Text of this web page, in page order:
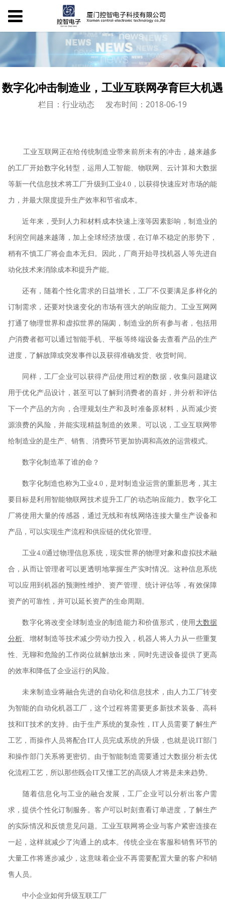
数字化冲击制造业，工业互联网孕育巨大机遇
栏目：行业动态 发布时间：2018-06-19
工业互联网正在给传统制造业带来前所未有的冲击，越来越多
的工厂开始数字化转型，运用人工智能、物联网、云计算和大数据
等新一代信息技术将工厂升级到工业4.0，以获得快速应对市场的能
力，并最大限度提升生产效率和节省成本。
近年来，受到人力和材料成本快速上涨等因素影响，制造业的
利润空间越来越薄，加上全球经济放缓，在订单不稳定的形势下，
稍有不慎工厂将会血本无归。因此，厂商开始寻找机器人等先进自
动化技术来消除成本和提升产能。
还有，随着个性化需求的日益增长，工厂不仅要满足多样化的
订制需求，还要对快速变化的市场有强大的响应能力。工业互网网
打通了物理世界和虚拟世界的隔阂，制造业的所有参与者，包括用
户消费者都可以通过智能手机、平板等终端设备去查看产品的生产
进度，了解故障或突发事件以及获得准确发货、收货时间。
同样，工厂企业可以获得产品使用过程的数据，收集问题建议
用于优化产品设计，甚至可以了解到消费者的喜好，并分析和评估
下一个产品的方向，合理规划生产和及时准备原材料，从而减少资
源浪费的风险，并能实现精益制造的效果。可以说，工业互联网带
给制造业的是生产、销售、消费环节更加协调和高效的运营模式。
数字化制造革了谁的命？
数字化制造也称为工业4.0，是对制造业运营的重新思考，其主
要目标是利用智能物联网技术提升工厂的动态响应能力。数字化工
厂将使用大量的传感器，通过无线和有线网络连接大量生产设备和
产品，可以实现生产流程和供应链的优化管理。
工业4.0通过物理信息系统，现实世界的物理对象和虚拟技术融
合，从而让管理者可以更透明地掌握生产实时情况。这种信息系统
可以应用到机器的预测性维护、资产管理、统计评估等，有效保障
资产的可靠性，并可以延长资产的生命周期。
数字化将改变全球制造业的制造能力和价值形式，使用 大数据
分析、增材制造等技术减少劳动力投入，机器人将人力从一些重复
性、无聊和危险的工作岗位就解放出来，同时先进设备提供了更高
的效率和降低了企业运行的风险。
未来制造业将融合先进的自动化和信息技术，由人力工厂转变
为智能的自动化机器工厂，这个过程将需要更多新技术装备、高科
技和IT技术的支持。由于生产系统的复杂性，IT人员需要了解生产
工艺，而操作人员将配合IT人员完成系统的升级，也就是说IT部门
和操作部门关系将更密切。由于智能制造需要通过大数据分析去优
化流程工艺，所以那些既会IT又懂工艺的高级人才将是未来趋势。
随着信息化与工业的融合发展，工厂企业可以分析出客户需
求，提供个性化订制服务。客户可以时刻查看订单进度，了解生产
的实际情况和反馈意见问题。工业互联网将企业与客户紧密连接在
一起，这样就减少了沟通上的成本。传统企业在客服和销售环节的
大量工作将逐步减少，这意味着企业不再需要配置大量的客户和销
售人员。
中小企业如何升级互联工厂